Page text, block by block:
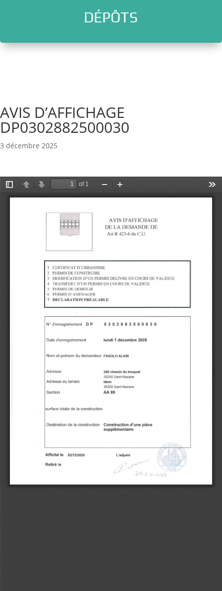
DÉPÔTS
AVIS D’AFFICHAGE
DP0302882500030
3 décembre 2025